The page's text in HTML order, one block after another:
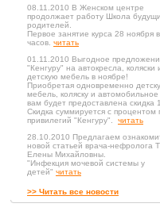
08.11.2010 В Женском центре
продолжает работу Школа
родителей.
Первое занятие курса 28 ноября в
часов. читать
01.11.2010 Выгодное
"Кенгуру" на автокресла, коляски
детскую мебель в ноябре!
Приобретая одновременно
мебель, коляску и автомобильное
вам будет предоставлена скидка
Скидка суммируется с процентом
привилегий "Кенгуру". читать
28.10.2010 Предлагаем
новой статьей врача-нефролога
Елены Михайловны.
"Инфекция мочевой системы у
детей" читать
>> Читать все новости